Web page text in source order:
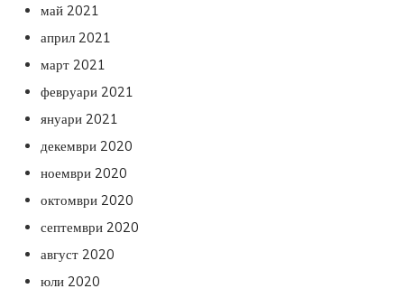
май 2021
април 2021
март 2021
февруари 2021
януари 2021
декември 2020
ноември 2020
октомври 2020
септември 2020
август 2020
юли 2020